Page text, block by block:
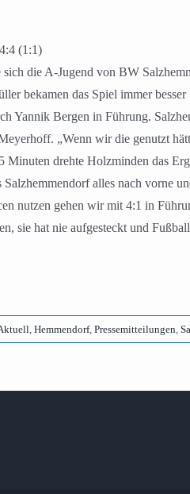
(1:1)
die A-Jugend von BW
bekamen das Spiel immer
Yannik Bergen in Führung.
„Wenn wir die genutzt
Minuten drehte Holzminden das
alles nach vorne
nutzen gehen wir mit 4:1 in
sie hat nie aufgesteckt und
, Hemmendorf, Pressemitteilungen,